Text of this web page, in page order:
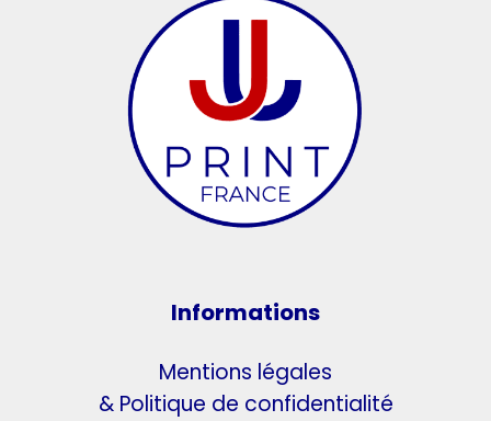
Informations
Mentions légales
& Politique de confidentialité